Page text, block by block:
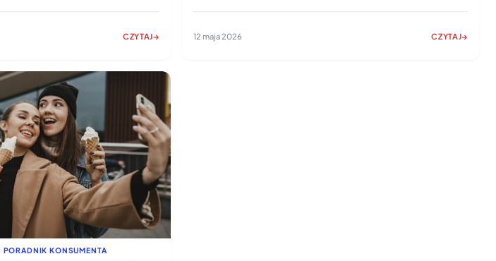
CZYTAJ
:
SPOSOBY
AZJATYCKI
OBIAD
12 maja 2026 CZYTAJ
:
PORADNIK KONSUMENTA